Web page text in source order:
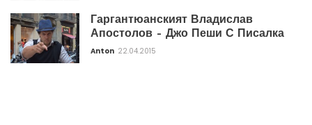
Гаргантюанският Владислав
Апостолов – Джо Пеши С Писалка
Anton 22.04.2015